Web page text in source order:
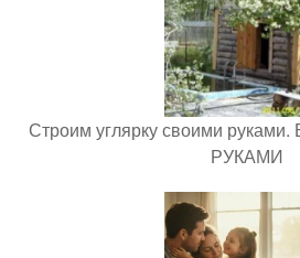
Строим углярку своими
РУКАМИ